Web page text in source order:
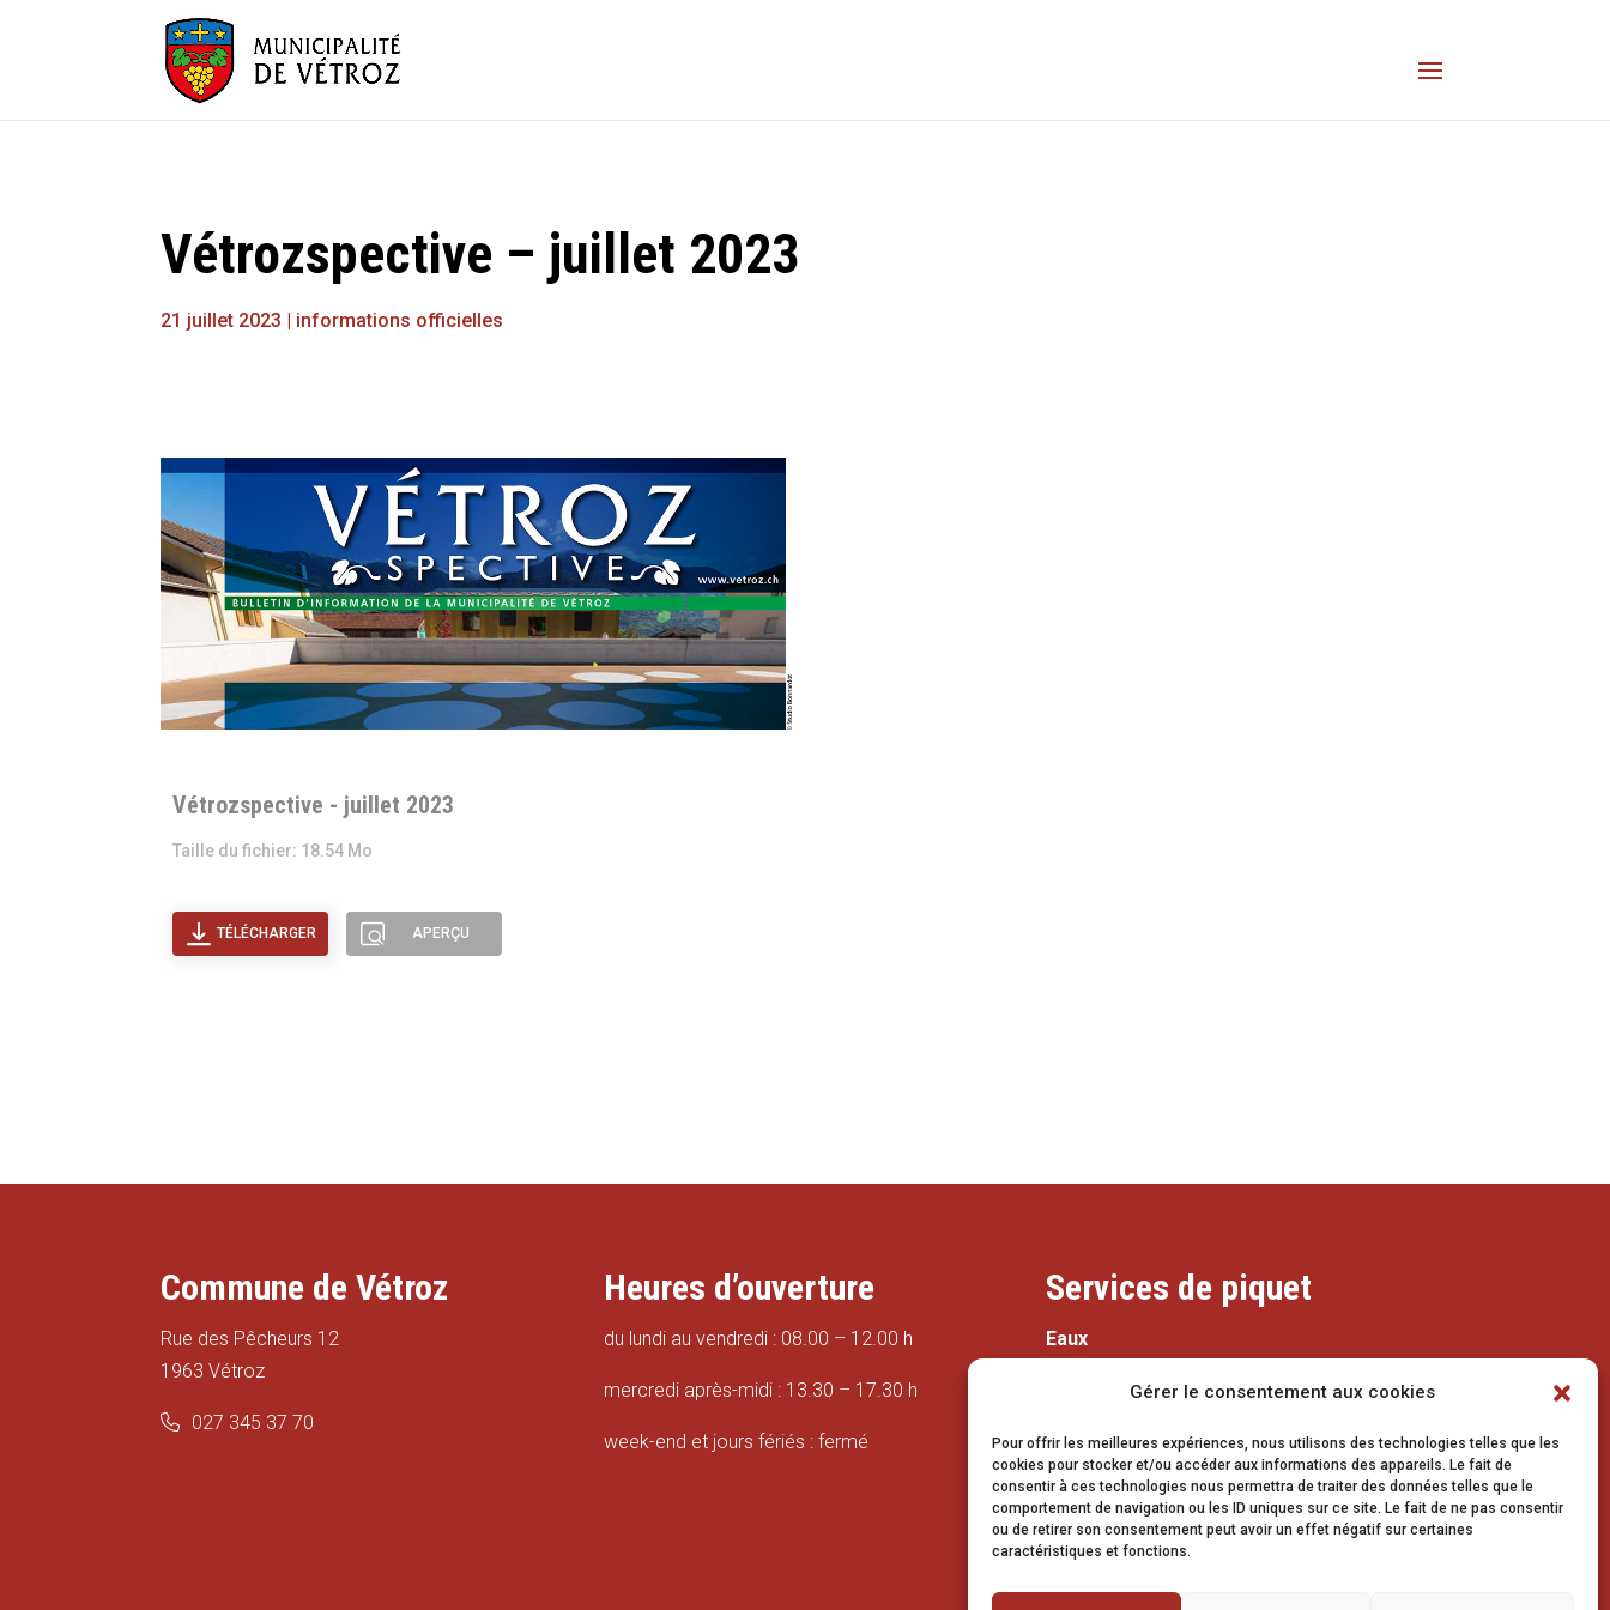
Gérer le consentement aux cookies
Pour offrir les meilleures expériences, nous utilisons des technologies telles que les
cookies pour stocker et/ou accéder aux informations des appareils. Le fait de
consentir à ces technologies nous permettra de traiter des données telles que le
comportement de navigation ou les ID uniques sur ce site. Le fait de ne pas consentir
ou de retirer son consentement peut avoir un effet négatif sur certaines
caractéristiques et fonctions.
Vétrozspective – juillet 2023
21 juillet 2023 | informations officielles
Vétrozspective - juillet 2023
Taille du fichier: 18.54 Mo
TÉLÉCHARGER APERÇU
Commune de Vétroz
Rue des Pêcheurs 12
1963 Vétroz
027 345 37 70
Heures d’ouverture
du lundi au vendredi : 08.00 – 12.00 h
mercredi après-midi : 13.30 – 17.30 h
week-end et jours fériés : fermé
Services de piquet
Eaux
079 337 66 42
eaux@vetroz.ch
Travaux publics
079 213 92 08
travaux.publics@vetroz.ch